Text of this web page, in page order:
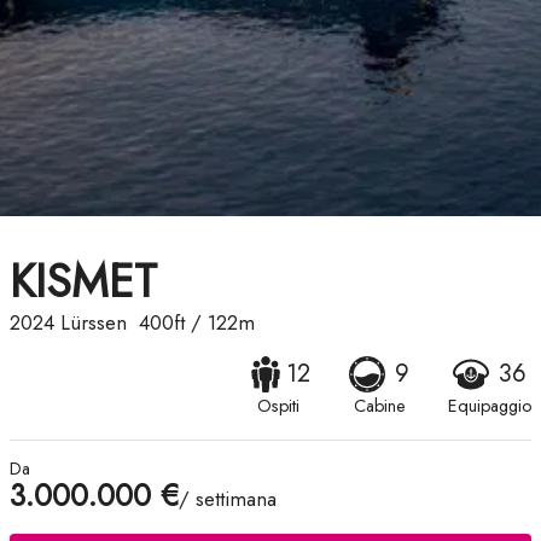
KISMET
2024 Lürssen 400ft/ 122m
12
Ospiti
9
Cabine
36
Equipaggio
Da
3.000.000 €/ settimana